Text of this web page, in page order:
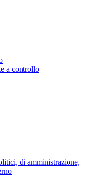
a controllo
di amministrazione,